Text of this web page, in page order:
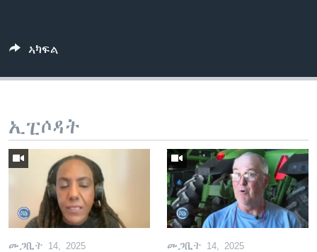
ኣካፍል
ኢፒሶዳት
መጋቢት 14, 2025 መጋቢት 14, 2025